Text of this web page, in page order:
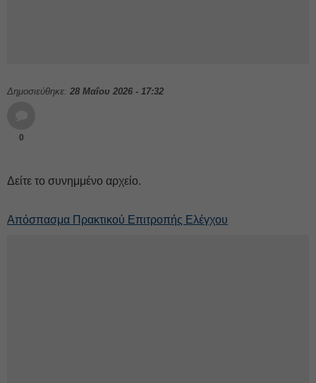
Δημοσιεύθηκε: 28 Μαΐου 2026 - 17:32
0
Δείτε το συνημμένο αρχείο.
Απόσπασμα Πρακτικού Επιτροπής Ελέγχου